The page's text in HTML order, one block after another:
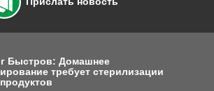
Быстров: Домашнее
требует стерилизации